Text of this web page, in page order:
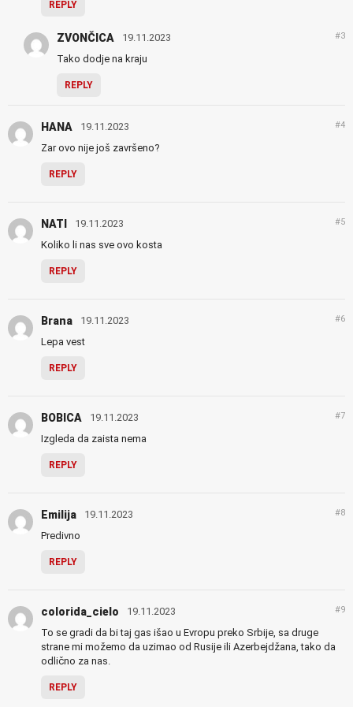
REPLY
ZVONČICA 19.11.2023 #3
Tako dodje na kraju
REPLY
HANA 19.11.2023 #4
Zar ovo nije još završeno?
REPLY
NATI 19.11.2023 #5
Koliko li nas sve ovo kosta
REPLY
Brana 19.11.2023 #6
Lepa vest
REPLY
BOBICA 19.11.2023 #7
Izgleda da zaista nema
REPLY
Emilija 19.11.2023 #8
Predivno
REPLY
colorida_cielo 19.11.2023 #9
To se gradi da bi taj gas išao u Evropu preko Srbije, sa druge
strane mi možemo da uzimao od Rusije ili Azerbejdžana, tako da
odlično za nas.
REPLY